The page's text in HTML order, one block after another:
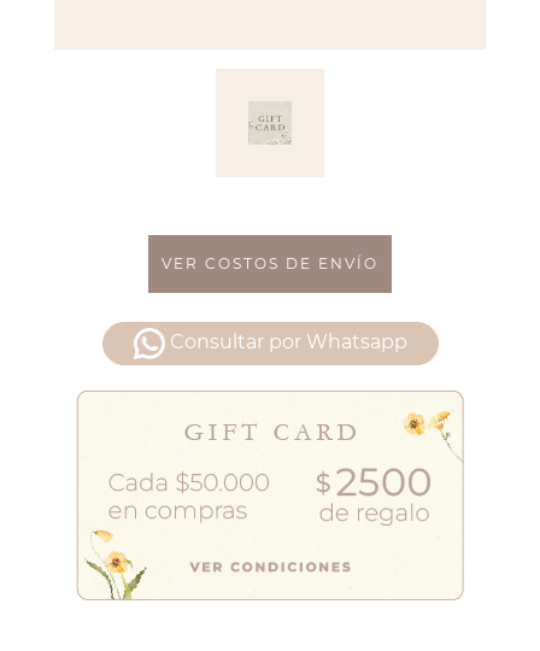
VER COSTOS DE ENVÍO
Consultar por Whatsapp